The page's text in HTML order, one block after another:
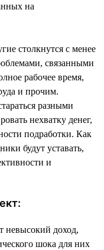
на
столкнутся с менее
связанными
рабочее время,
и прочим.
разными
нехватку денег,
подработки. Как
будут уставать,
и
невысокий доход,
шока для них